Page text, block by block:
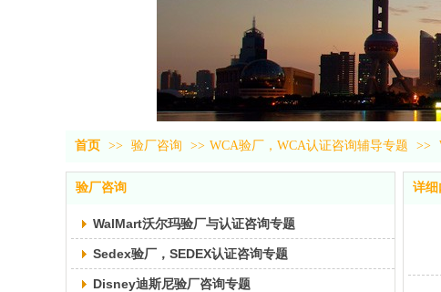
首页 >> 验厂咨询 >> WCA验厂，WCA认证咨询辅导专题 >>
验厂咨询
WalMart沃尔玛验厂与认证咨询专题
Sedex验厂，SEDEX认证咨询专题
Disney迪斯尼验厂咨询专题
详细